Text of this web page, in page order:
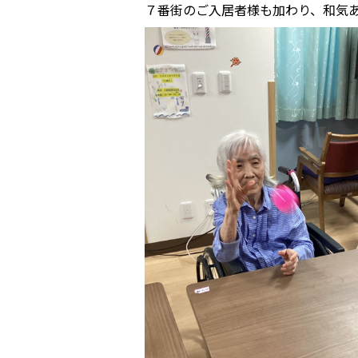
７番街のご入居者様も加わり、和気